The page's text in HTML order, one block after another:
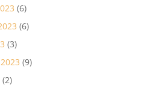
(6)
(6)
(3)
(9)
(2)